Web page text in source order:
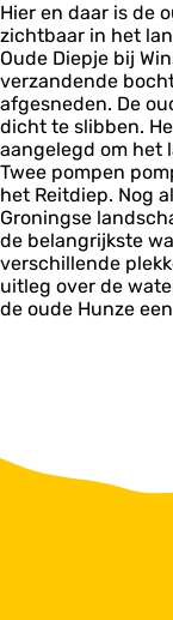
Hier en daar is de
zichtbaar in het
Oude Diepje bij
verzandende
afgesneden. De
dicht te slibben.
aangelegd om het
Twee pompen
het Reitdiep. Nog
Groningse
de belangrijkste
verschillende
uitleg over de
de oude Hunze